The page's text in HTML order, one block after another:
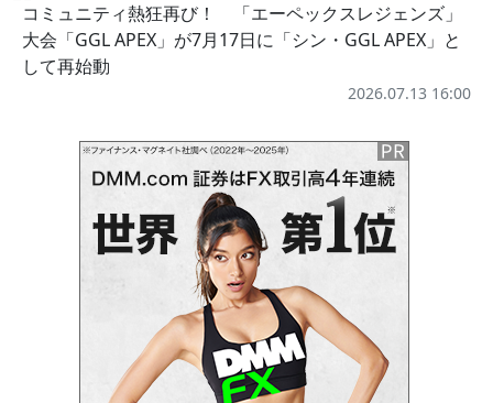
コミュニティ熱狂再び！ 「エーペックスレジェンズ」
大会「GGL APEX」が7月17日に「シン・GGL APEX」と
して再始動
2026.07.13 16:00